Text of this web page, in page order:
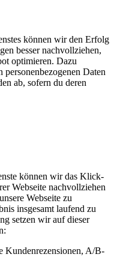
können wir den Erfolg
besser nachvollziehen,
optimieren. Dazu
personenbezogenen Daten
ab, sofern du deren
können wir das Klick-
Webseite nachvollziehen
Webseite zu
insgesamt laufend zu
setzen wir auf dieser
Kundenrezensionen, A/B-